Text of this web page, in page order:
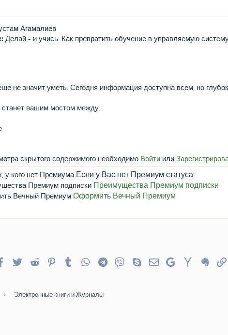
Агамалиев
Делай - и учись. Как превратить обучение в управляемую
не значит уметь. Сегодня информация доступна всем, но
станет вашим мостом между...
скрытого содержимого необходимо Войти или
Если у Вас нет Премиум статуса:
Преимущества Премиум подписки
Оформить Вечный Премиум
Facebook
TwitterReddit PinterestTumblr WhatsAppTelegram
Viber SkypeЭлектронная почта
Google Yahoo
Электронные книги и Журналы